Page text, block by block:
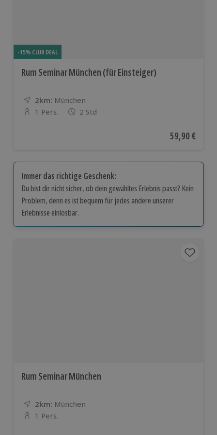
-15% CLUB DEAL
Rum Seminar München (für Einsteiger)
2km: Entfernung
Standort
München
Anzahl der Teilnehmer
1 Pers. 2 Std
Aktueller
59,90 €
Immer das richtige Geschenk:
Du bist dir nicht sicher, ob dein gewähltes Erlebnis passt? Kein
Problem, denn es ist bequem für jedes andere unserer
Erlebnisse einlösbar.
Rum Seminar München
2km: Entfernung
Standort
München
Anzahl der Teilnehmer
1 Pers.